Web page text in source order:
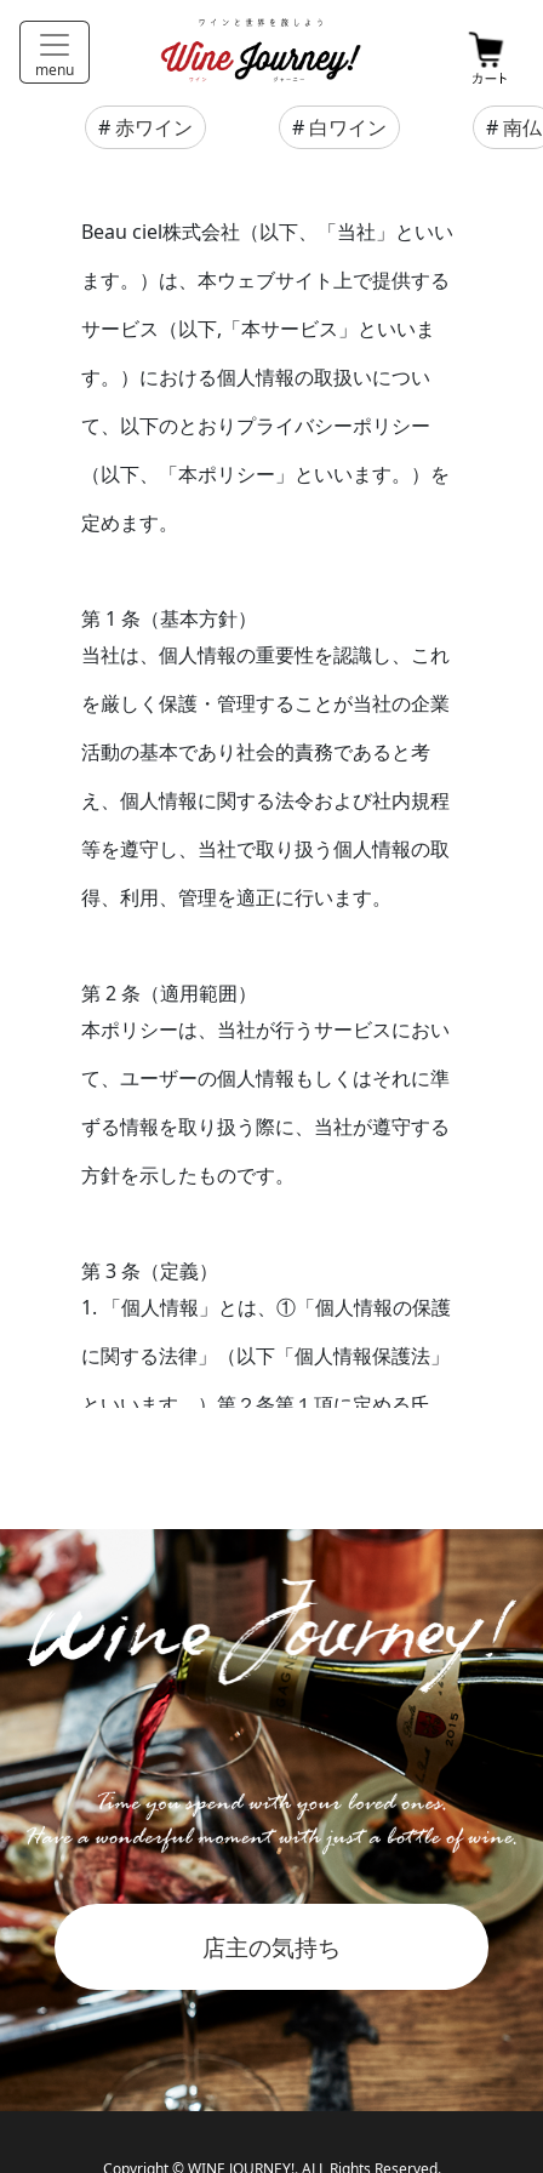
menu
#赤ワイン # 白ワイン #南仏
プライバシーポリシー
Beau ciel株式会社（以下、「当社」といい
ます。）は、本ウェブサイト上で提供する
サービス（以下,「本サービス」といいま
す。）における個人情報の取扱いについ
て、以下のとおりプライバシーポリシー
（以下、「本ポリシー」といいます。）を
定めます。
第 1 条（基本方針）
当社は、個人情報の重要性を認識し、これ
を厳しく保護・管理することが当社の企業
活動の基本であり社会的責務であると考
え、個人情報に関する法令および社内規程
等を遵守し、当社で取り扱う個人情報の取
得、利用、管理を適正に行います。
第 2 条（適用範囲）
本ポリシーは、当社が行うサービスにおい
て、ユーザーの個人情報もしくはそれに準
ずる情報を取り扱う際に、当社が遵守する
方針を示したものです。
第 3 条（定義）
1. 「個人情報」とは、①「個人情報の保護
に関する法律」（以下「個人情報保護法」
といいます。）第２条第１項に定める氏
人を識別することができない場合にも、他
の情報と容易に照合することで識別するこ
とができるものを含みます。）および②個
人情報保護法第２条第２項に定める個人識
別符号が含まれるものをいいます。
2. 「個人情報等」とは、個人情報およびユ
ーザーの商品・サービス購入履歴、利用環
境、IPアドレス、位置情報、端末の個体識
別情報等の情報をいいます。
第 4 条（個人情報等の収集方法）
店主の気持ち
Copyright © WINE JOURNEY!. ALL Rights Reserved.